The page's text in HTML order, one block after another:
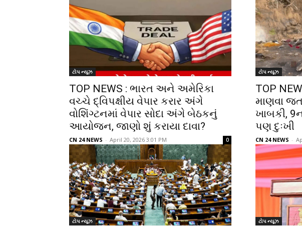
ટોપ ન્યૂઝ
TOP NEWS : ભારત અને અમેરિકા
વચ્ચે દ્વિપક્ષીય વેપાર કરાર અંગે
વોશિંગ્ટનમાં વેપાર સોદા અંગે બેઠકનું
આયોજન, જાણો શું કરાયા દાવા?
CN 24 NEWS - April 20, 2026 3:01 PM 0
ટોપ ન્યૂઝ
TOP
માણવા
ખાબકી,
પણ દુઃખી
CN 24 NEWS -
ટોપ ન્યૂઝ ટોપ ન્યૂઝ